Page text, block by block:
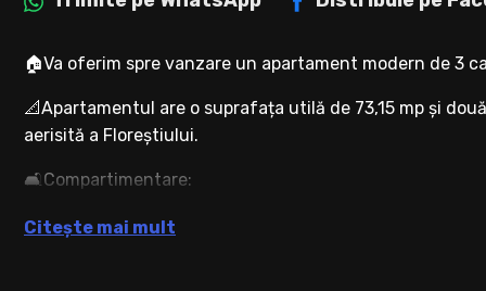
🏠Va oferim spre vanzare un apartament modern de 3
📐Apartamentul are o suprafața utilă de 73,15 mp și
aerisită a Floreștiului.
🛋️Compartimentare:
• Dormitor matrimonial cu baie proprie
Citește mai mult